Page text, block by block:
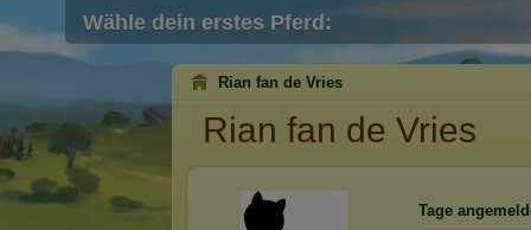
Wähle dein erstes Pferd:
Rian fan de Vries
Rian fan de Vries
Tage